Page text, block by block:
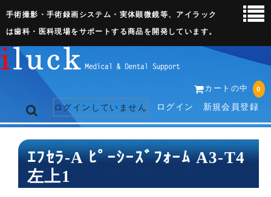
手術撮影・手術録画システム・実体顕微鏡等、アイラック
は歯科・医科現場をサポートする商品を開発しています。
カートの中 0
ログインしていません ログイン 新規会員登録
トップページ
ネット販売ページ
ｴﾌｾﾗ-A ﾋﾟｰｼｰｽﾞﾌｫｰﾑ A3-T4
左上1